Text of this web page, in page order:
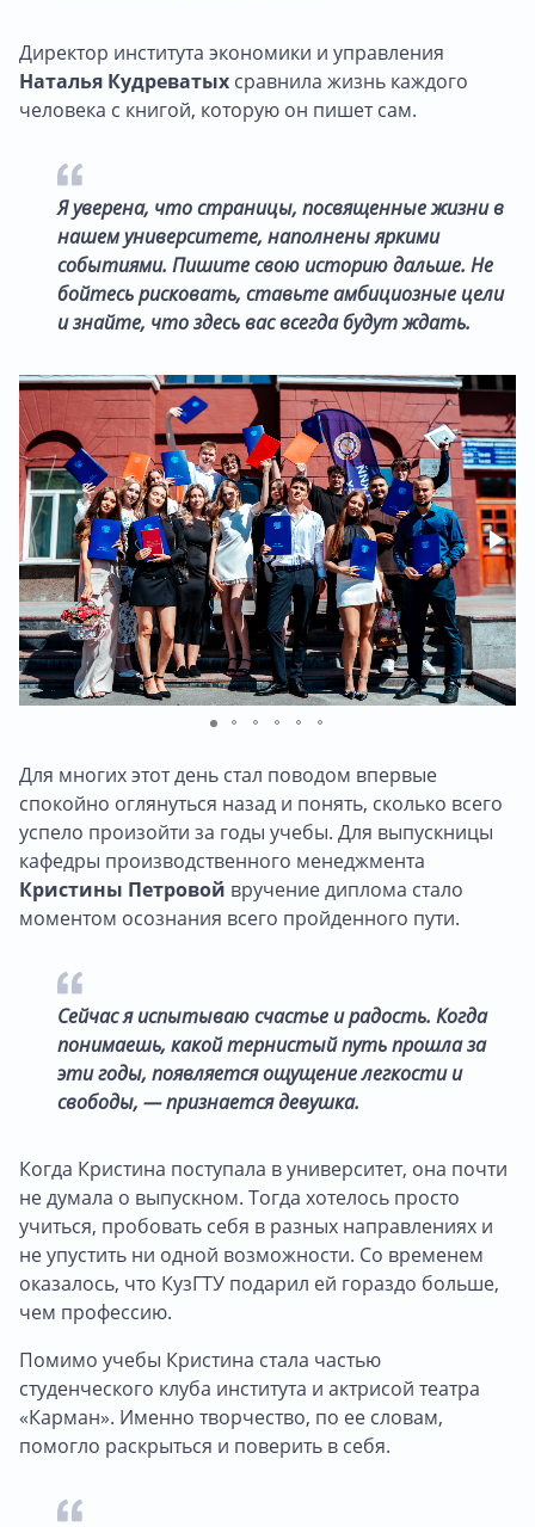
Директор института экономики и управления
Наталья Кудреватых сравнила жизнь каждого
человека с книгой, которую он пишет сам.
Я уверена, что страницы, посвященные жизни в
нашем университете, наполнены яркими
событиями. Пишите свою историю дальше. Не
бойтесь рисковать, ставьте амбициозные цели
и знайте, что здесь вас всегда будут ждать.
Для многих этот день стал поводом впервые
спокойно оглянуться назад и понять, сколько всего
успело произойти за годы учебы. Для выпускницы
кафедры производственного менеджмента
Кристины Петровой вручение диплома стало
моментом осознания всего пройденного пути.
Сейчас я испытываю счастье и радость. Когда
понимаешь, какой тернистый путь прошла за
эти годы, появляется ощущение легкости и
свободы, — признается девушка.
Когда Кристина поступала в университет, она почти
не думала о выпускном. Тогда хотелось просто
учиться, пробовать себя в разных направлениях и
не упустить ни одной возможности. Со временем
оказалось, что КузГТУ подарил ей гораздо больше,
чем профессию.
Помимо учебы Кристина стала частью
студенческого клуба института и актрисой театра
«Карман». Именно творчество, по ее словам,
помогло раскрыться и поверить в себя.